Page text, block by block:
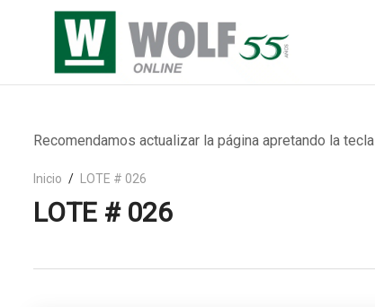
Recomendamos actualizar la página apretando la tecla
Inicio LOTE # 026
LOTE # 026